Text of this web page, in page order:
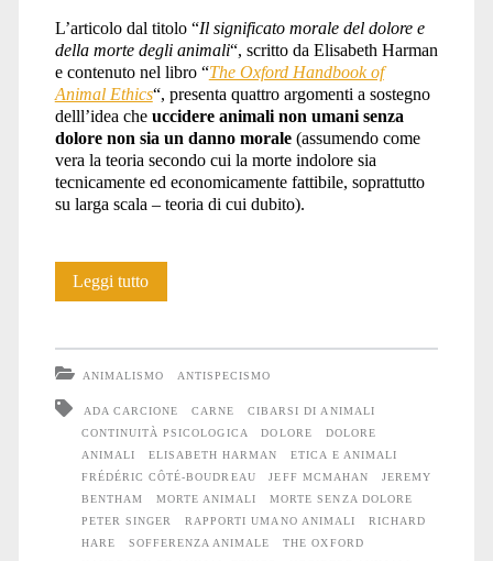
L’articolo dal titolo “Il significato morale del dolore e
della morte degli animali“, scritto da Elisabeth Harman
e contenuto nel libro “The Oxford Handbook of
Animal Ethics“, presenta quattro argomenti a sostegno
delll’idea che uccidere animali non umani senza
dolore non sia un danno morale(assumendo come
vera la teoria secondo cui la morte indolore sia
tecnicamente ed economicamente fattibile, soprattutto
su larga scala – teoria di cui dubito).
Leggi tuttoQuattro
dell’uccisione
degli
Animali?
ANIMALISMO ANTISPECISMO
ADA CARCIONE CARNE
CIBARSI DI ANIMALI
CONTINUITÀ PSICOLOGICA
DOLORE
DOLORE
ANIMALI
ELISABETH HARMAN
ETICA E ANIMALI
FRÉDÉRIC CÔTÉ-BOUDREAU
JEFF MCMAHAN
JEREMY
BENTHAM
MORTE ANIMALI
MORTE SENZA DOLORE
PETER SINGER
RAPPORTI UMANO ANIMALI
RICHARD
HARE
SOFFERENZA ANIMALE
THE OXFORD